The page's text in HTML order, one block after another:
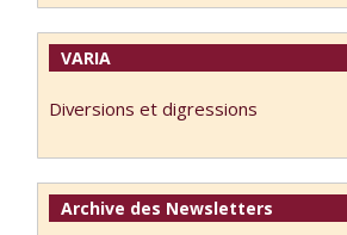
VARIA
Diversions et digressions
Archive des Newsletters